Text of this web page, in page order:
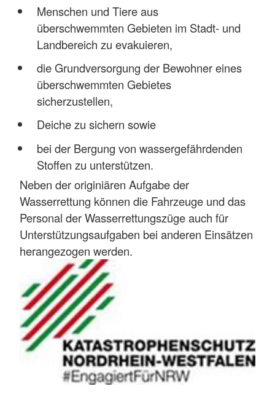
Menschen und Tiere aus
überschwemmten Gebieten im Stadt- und
Landbereich zu evakuieren,
die Grundversorgung der Bewohner eines
überschwemmten Gebietes
sicherzustellen,
Deiche zu sichern sowie
bei der Bergung von wassergefährdenden
Stoffen zu unterstützen.
Neben der originiären Aufgabe der
Wasserrettung können die Fahrzeuge und das
Personal der Wasserrettungszüge auch für
Unterstützungsaufgaben bei anderen Einsätzen
herangezogen werden.